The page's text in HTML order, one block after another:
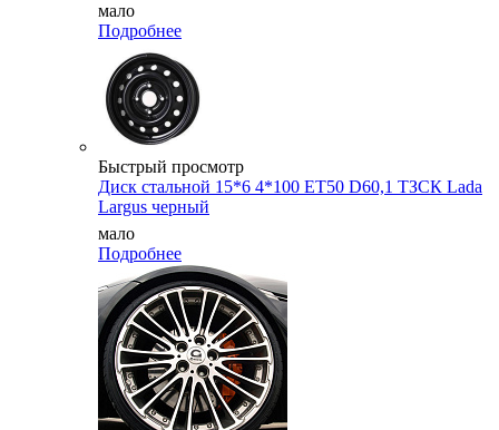
мало
Подробнее
Быстрый просмотр
Диск стальной 15*6 4*100 ET50 D60,1 ТЗСК Lada
Largus черный
мало
Подробнее